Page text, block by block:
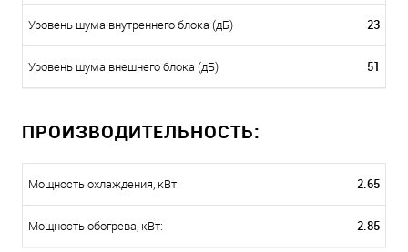
Уровень шума внутреннего блока (дБ) 23
Уровень шума внешнего блока (дБ) 51
ПРОИЗВОДИТЕЛЬНОСТЬ:
Мощность охлаждения, кВт: 2.65
Мощность обогрева, кВт: 2.85